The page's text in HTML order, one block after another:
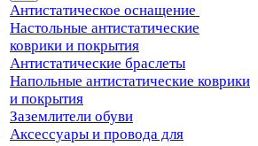
Антистатическое оснащение
Настольные антистатические
коврики и покрытия
Антистатические браслеты
Напольные антистатические коврики
и покрытия
Заземлители обуви
Аксессуары и провода для